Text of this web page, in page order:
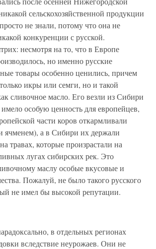
сельскохозяйственной продукции
не знали, потому что она не
конкуренции с русской.
несмотря на то, что в Европе
но именно русские
товары особенно ценились, причем
икры или семги, но и такой
сливочное масло. Его везли из Сибири
особую ценность для европейцев,
части коров откармливали
ячменем), а в Сибири их держали
травах, которые произрастали на
лугах сибирских рек. Это
маслу особые вкусовые и
Пожалуй, не было такого русского
не имел бы высокой репутации.
в отдельных регионах
вследствие неурожаев. Они не